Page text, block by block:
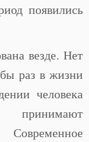
появились
везде. Нет
раз в жизни
человека
принимают